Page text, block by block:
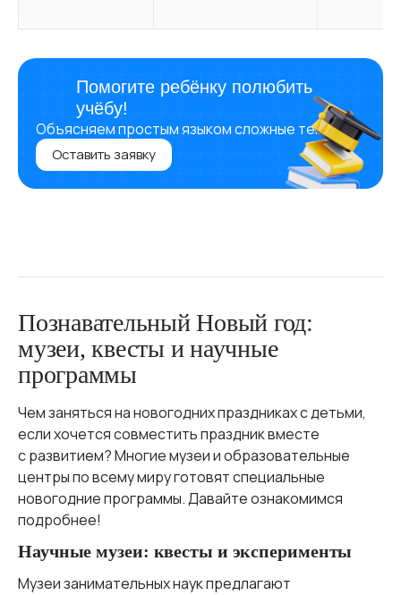
Помогите ребёнку полюбить
учёбу!
Объясняем простым языком сложные темы
Оставить заявку
Познавательный Новый год:
музеи, квесты и научные
программы
Чем заняться на новогодних праздниках с детьми,
если хочется совместить праздник вместе
с развитием? Многие музеи и образовательные
центры по всему миру готовят специальные
новогодние программы. Давайте ознакомимся
подробнее!
Научные музеи: квесты и эксперименты
Музеи занимательных наук предлагают